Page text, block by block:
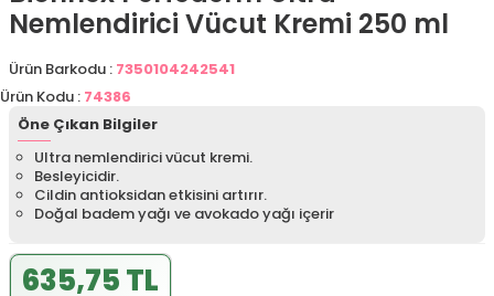
Nemlendirici Vücut Kremi 250 ml
Ürün Barkodu : 7350104242541
Ürün Kodu : 74386
Öne Çıkan Bilgiler
Ultra nemlendirici vücut kremi.
Besleyicidir.
Cildin antioksidan etkisini artırır.
Doğal badem yağı ve avokado yağı içerir
635,75 TL